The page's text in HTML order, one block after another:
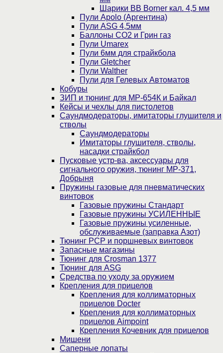
Шарики BB Borner кал. 4,5 мм
Пули Apolo (Аргентина)
Пули ASG 4,5мм
Баллоны CO2 и Грин газ
Пули Umarex
Пули 6мм для страйкбола
Пули Gletcher
Пули Walther
Пули для Гелевых Автоматов
Кобуры
ЗИП и тюнинг для МР-654К и Байкал
Кейсы и чехлы для пистолетов
Саундмодераторы, имитаторы глушителя и
стволы
Саундмодераторы
Имитаторы глушителя, стволы,
насадки страйкбол
Пусковые устр-ва, аксессуары для
сигнального оружия, тюнинг МР-371,
Добрыня
Пружины газовые для пневматических
винтовок
Газовые пружины Стандарт
Газовые пружины УСИЛЕННЫЕ
Газовые пружины усиленные,
обслуживаемые (заправка Азот)
Тюнинг PCP и поршневых винтовок
Запасные магазины
Тюнинг для Crosman 1377
Тюнинг для ASG
Средства по уходу за оружием
Крепления для прицелов
Крепления для коллиматорных
прицелов Docter
Крепления для коллиматорных
прицелов Aimpoint
Крепления Кочевник для прицелов
Мишени
Саперные лопаты